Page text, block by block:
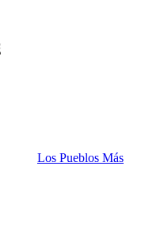
Los Pueblos Más